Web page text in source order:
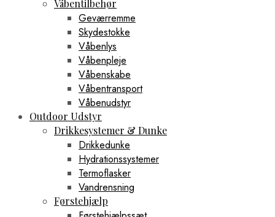
Våbentilbehør
Geværremme
Skydestokke
Våbenlys
Våbenpleje
Våbenskabe
Våbentransport
Våbenudstyr
Outdoor Udstyr
Drikkesystemer & Dunke
Drikkedunke
Hydrationssystemer
Termoflasker
Vandrensning
Førstehjælp